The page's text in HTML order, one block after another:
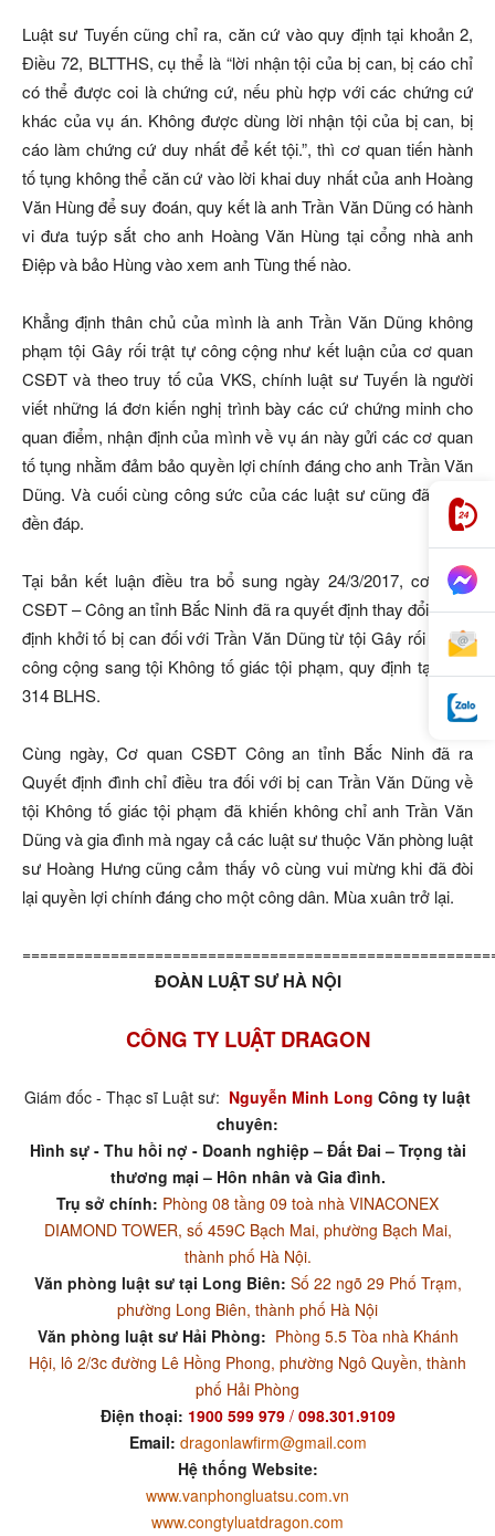
Luật sư Tuyến cũng chỉ ra, căn cứ vào quy định tại khoản 2,
Điều 72, BLTTHS, cụ thể là “lời nhận tội của bị can, bị cáo chỉ
có thể được coi là chứng cứ, nếu phù hợp với các chứng cứ
khác của vụ án. Không được dùng lời nhận tội của bị can, bị
cáo làm chứng cứ duy nhất để kết tội.”, thì cơ quan tiến hành
tố tụng không thể căn cứ vào lời khai duy nhất của anh Hoàng
Văn Hùng để suy đoán, quy kết là anh Trần Văn Dũng có hành
vi đưa tuýp sắt cho anh Hoàng Văn Hùng tại cổng nhà anh
Điệp và bảo Hùng vào xem anh Tùng thế nào.
Khẳng định thân chủ của mình là anh Trần Văn Dũng không
phạm tội Gây rối trật tự công cộng như kết luận của cơ quan
CSĐT và theo truy tố của VKS, chính luật sư Tuyến là người
viết những lá đơn kiến nghị trình bày các cứ chứng minh cho
quan điểm, nhận định của mình về vụ án này gửi các cơ quan
tố tụng nhằm đảm bảo quyền lợi chính đáng cho anh Trần Văn
Dũng. Và cuối cùng công sức của các luật sư cũng đã được
đền đáp.
Tại bản kết luận điều tra bổ sung ngày 24/3/2017, cơ quan
CSĐT – Công an tỉnh Bắc Ninh đã ra quyết định thay đổi quyết
định khởi tố bị can đối với Trần Văn Dũng từ tội Gây rối trật tự
công cộng sang tội Không tố giác tội phạm, quy định tại Điều
314 BLHS.
Cùng ngày, Cơ quan CSĐT Công an tỉnh Bắc Ninh đã ra
Quyết định đình chỉ điều tra đối với bị can Trần Văn Dũng về
tội Không tố giác tội phạm đã khiến không chỉ anh Trần Văn
Dũng và gia đình mà ngay cả các luật sư thuộc Văn phòng luật
sư Hoàng Hưng cũng cảm thấy vô cùng vui mừng khi đã đòi
lại quyền lợi chính đáng cho một công dân. Mùa xuân trở lại.
ĐOÀN LUẬT SƯ HÀ NỘI
CÔNG TY LUẬT DRAGON
Giám đốc - Thạc sĩ Luật sư: Nguyễn Minh Long Công ty luật
chuyên:
Hình sự - Thu hồi nợ - Doanh nghiệp – Đất Đai – Trọng tài
thương mại – Hôn nhân và Gia đình.
Trụ sở chính: Phòng 08 tầng 09 toà nhà VINACONEX
DIAMOND TOWER, số 459C Bạch Mai, phường Bạch Mai,
thành phố Hà Nội.
Văn phòng luật sư tại Long Biên: Số 22 ngõ 29 Phố Trạm,
phường Long Biên, thành phố Hà Nội
Văn phòng luật sư Hải Phòng: Phòng 5.5 Tòa nhà Khánh
Hội, lô 2/3c đường Lê Hồng Phong, phường Ngô Quyền, thành
phố Hải Phòng
Điện thoại: 1900 599 979/ 098.301.9109
Email: dragonlawfirm@gmail.com
Hệ thống Website:
www.vanphongluatsu.com.vn
www.congtyluatdragon.com